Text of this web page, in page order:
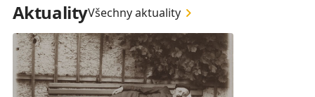
AktualityVšechny aktuality